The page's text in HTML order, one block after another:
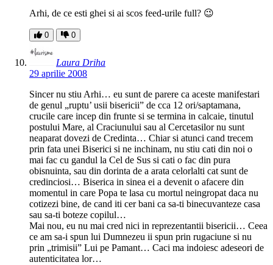
Arhi, de ce esti ghei si ai scos feed-urile full? 😉
0 0
Laura Driha
29 aprilie 2008
Sincer nu stiu Arhi… eu sunt de parere ca aceste manifestari
de genul „ruptu’ usii bisericii” de cca 12 ori/saptamana,
crucile care incep din frunte si se termina in calcaie, tinutul
postului Mare, al Craciunului sau al Cercetasilor nu sunt
neaparat dovezi de Credinta… Chiar si atunci cand trecem
prin fata unei Biserici si ne inchinam, nu stiu cati din noi o
mai fac cu gandul la Cel de Sus si cati o fac din pura
obisnuinta, sau din dorinta de a arata celorlalti cat sunt de
credinciosi… Biserica in sinea ei a devenit o afacere din
momentul in care Popa te lasa cu mortul neingropat daca nu
cotizezi bine, de cand iti cer bani ca sa-ti binecuvanteze casa
sau sa-ti boteze copilul…
Mai nou, eu nu mai cred nici in reprezentantii bisericii… Ceea
ce am sa-i spun lui Dumnezeu ii spun prin rugaciune si nu
prin „trimisii” Lui pe Pamant… Caci ma indoiesc adeseori de
autenticitatea lor…